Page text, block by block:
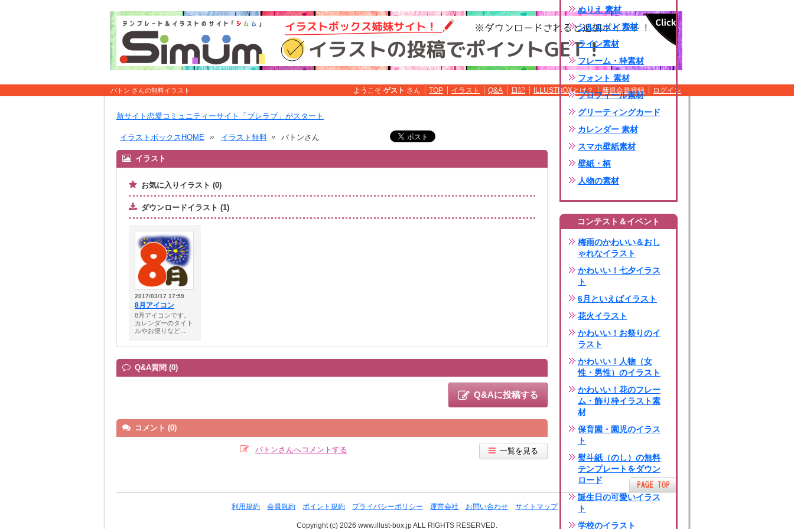
バトン さんの無料イラスト ようこそ ゲスト さん TOP イラスト Q&A 日記 ILLUSTBOXとは？ 新規会員登録 ログイン
新サイト恋愛コミュニティーサイト「ブレラブ」がスタート
イラストボックスHOME イラスト無料 バトンさん
イラスト
お気に入りイラスト (0)
ダウンロードイラスト (1)
2017/03/17 17:59
8月アイコン
8月アイコンです。
カレンダーのタイト
ルやお便りなど...
Q&A質問 (0)
Q&Aに投稿する
コメント (0)
バトンさんへコメントする 一覧を見る
ぬりえ 素材
シルエット 素材
ライン素材
フレーム・枠素材
フォント 素材
プロフィール素材
グリーティングカード
カレンダー 素材
スマホ壁紙素材
壁紙・柄
人物の素材
コンテスト＆イベント
梅雨のかわいい＆おし
ゃれなイラスト
かわいい！七夕イラス
ト
6月といえばイラスト
花火イラスト
かわいい！お祭りのイ
ラスト
かわいい！人物（女
性・男性）のイラスト
かわいい！花のフレー
ム・飾り枠イラスト素
材
保育園・園児のイラス
ト
熨斗紙（のし）の無料
テンプレートをダウン
ロード
誕生日の可愛いイラス
ト
学校のイラスト
利用規約 会員規約 ポイント規約 プライバシーポリシー 運営会社 お問い合わせ サイトマップ
Copyright (c) 2026 www.illust-box.jp ALL RIGHTS RESERVED.